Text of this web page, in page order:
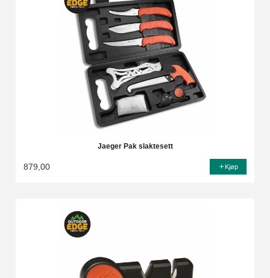
Jaeger Pak slaktesett
879,00 Kjøp